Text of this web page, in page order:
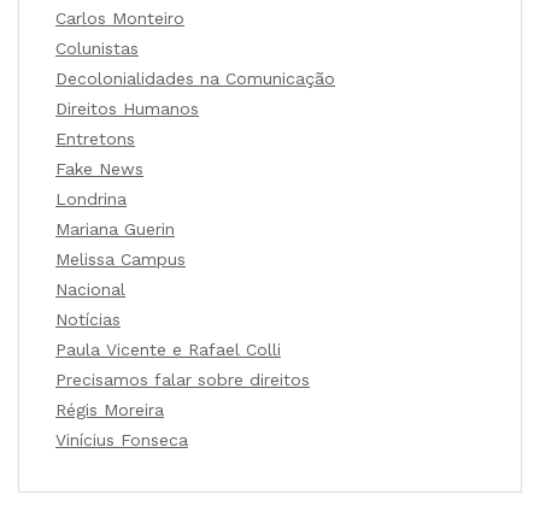
Carlos Monteiro
Colunistas
Decolonialidades na Comunicação
Direitos Humanos
Entretons
Fake News
Londrina
Mariana Guerin
Melissa Campus
Nacional
Notícias
Paula Vicente e Rafael Colli
Precisamos falar sobre direitos
Régis Moreira
Vinícius Fonseca